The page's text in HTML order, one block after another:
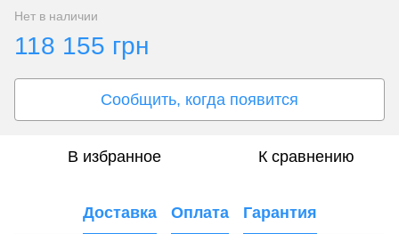
Нет в наличии
118 155 грн
Сообщить, когда появится
В избранное К сравнению
Доставка Оплата Гарантия